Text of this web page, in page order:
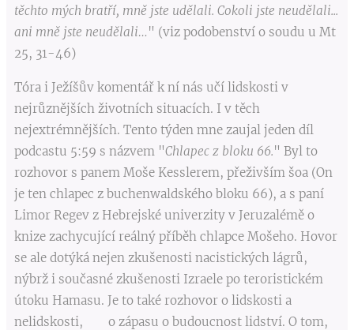
těchto mých bratří, mně jste udělali. Cokoli jste neudělali...
ani mně jste neudělali… " (viz podobenství o soudu u Mt
25, 31-46)
Tóra i Ježíšův komentář k ní nás učí lidskosti v
nejrůznějších životních situacích. I v těch
nejextrémnějších. Tento týden mne zaujal jeden díl
podcastu 5:59 s názvem "Chlapec z bloku 66." Byl to
rozhovor s panem Moše Kesslerem, přeživším šoa (On
je ten chlapec z buchenwaldského bloku 66), a s paní
Limor Regev z Hebrejské univerzity v Jeruzalémě o
knize zachycující reálný příběh chlapce Mošeho. Hovor
se ale dotýká nejen zkušenosti nacistických lágrů,
nýbrž i současné zkušenosti Izraele po teroristickém
útoku Hamasu. Je to také rozhovor o lidskosti a
nelidskosti, o zápasu o budoucnost lidství. O tom,